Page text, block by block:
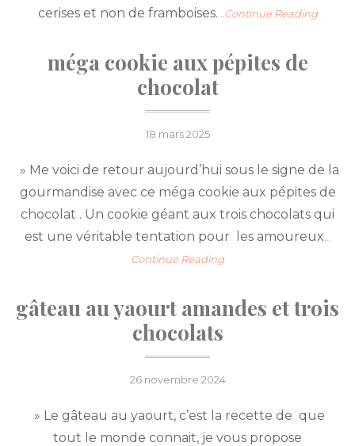
cerises et non de framboises.…Continue Reading
méga cookie aux pépites de
chocolat
Posted
18 mars 2025
» Me voici de retour aujourd’hui sous le signe de la
gourmandise avec ce méga cookie aux pépites de
chocolat . Un cookie géant aux trois chocolats qui
est une véritable tentation pour les amoureux…
Continue Reading
gâteau au yaourt amandes et trois
chocolats
Posted
26 novembre 2024
» Le gâteau au yaourt, c’est la recette de que
tout le monde connait, je vous propose